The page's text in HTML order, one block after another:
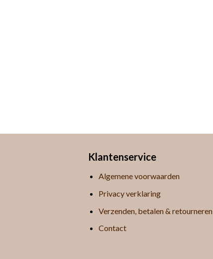
Klantenservice
Algemene voorwaarden
Privacy verklaring
Verzenden, betalen & retourneren
Contact